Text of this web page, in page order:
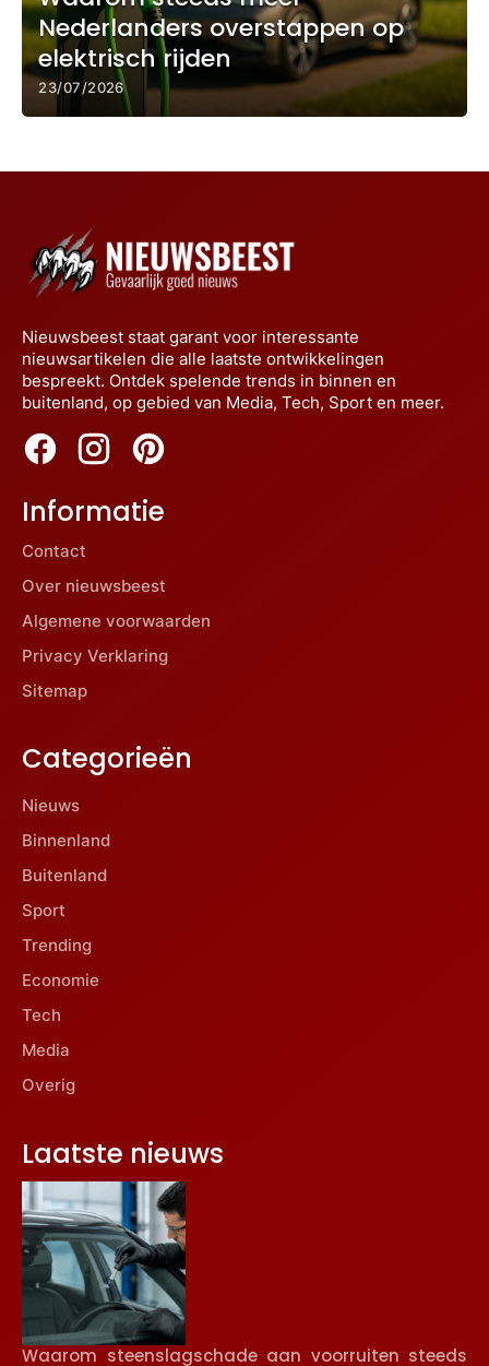
Nederlanders overstappen op
elektrisch rijden
23/07/2026
Nieuwsbeest staat garant voor interessante
nieuwsartikelen die alle laatste ontwikkelingen
bespreekt. Ontdek spelende trends in binnen en
buitenland, op gebied van Media, Tech, Sport en meer.
Informatie
Contact
Over nieuwsbeest
Algemene voorwaarden
Privacy Verklaring
Sitemap
Categorieën
Nieuws
Binnenland
Buitenland
Sport
Trending
Economie
Tech
Media
Overig
Laatste nieuws
Waarom steenslagschade aan voorruiten steeds